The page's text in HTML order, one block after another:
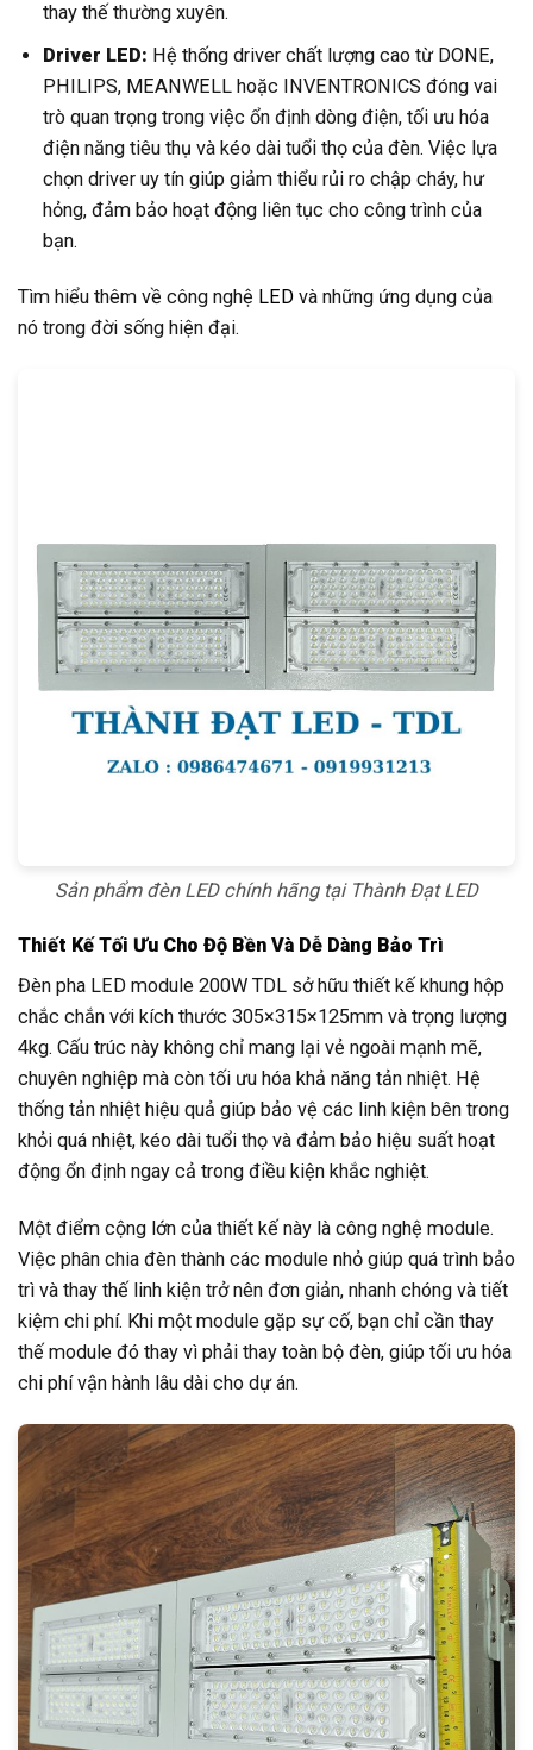
thay thế thường xuyên.
Driver LED: Hệ thống driver chất lượng cao từ DONE,
PHILIPS, MEANWELL hoặc INVENTRONICS đóng vai
trò quan trọng trong việc ổn định dòng điện, tối ưu hóa
điện năng tiêu thụ và kéo dài tuổi thọ của đèn. Việc lựa
chọn driver uy tín giúp giảm thiểu rủi ro chập cháy, hư
hỏng, đảm bảo hoạt động liên tục cho công trình của
bạn.
Tìm hiểu thêm về công nghệ LED và những ứng dụng của
nó trong đời sống hiện đại.
Sản phẩm đèn LED chính hãng tại Thành Đạt LED
Thiết Kế Tối Ưu Cho Độ Bền Và Dễ Dàng Bảo Trì
Đèn pha LED module 200W TDL sở hữu thiết kế khung hộp
chắc chắn với kích thước 305×315×125mm và trọng lượng
4kg. Cấu trúc này không chỉ mang lại vẻ ngoài mạnh mẽ,
chuyên nghiệp mà còn tối ưu hóa khả năng tản nhiệt. Hệ
thống tản nhiệt hiệu quả giúp bảo vệ các linh kiện bên trong
khỏi quá nhiệt, kéo dài tuổi thọ và đảm bảo hiệu suất hoạt
động ổn định ngay cả trong điều kiện khắc nghiệt.
Một điểm cộng lớn của thiết kế này là công nghệ module.
Việc phân chia đèn thành các module nhỏ giúp quá trình bảo
trì và thay thế linh kiện trở nên đơn giản, nhanh chóng và tiết
kiệm chi phí. Khi một module gặp sự cố, bạn chỉ cần thay
thế module đó thay vì phải thay toàn bộ đèn, giúp tối ưu hóa
chi phí vận hành lâu dài cho dự án.